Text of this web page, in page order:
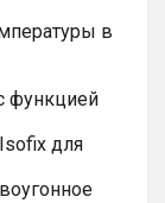
в
функцией
для